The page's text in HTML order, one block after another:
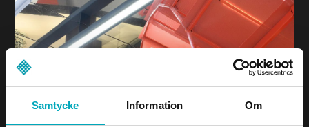
Samtycke Information Om